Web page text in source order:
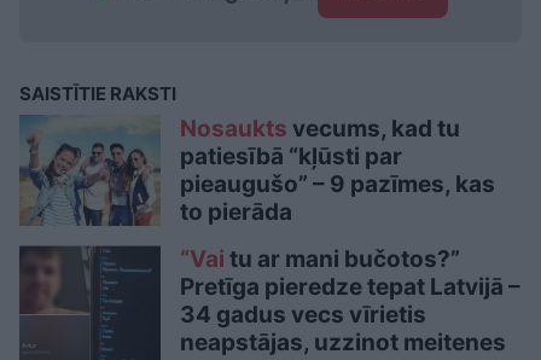
SAISTĪTIE RAKSTI
Nosaukts vecums, kad tu
patiesībā “kļūsti par
pieaugušo” – 9 pazīmes, kas
to pierāda
“Vai tu ar mani bučotos?”
Pretīga pieredze tepat Latvijā –
34 gadus vecs vīrietis
neapstājas, uzzinot meitenes